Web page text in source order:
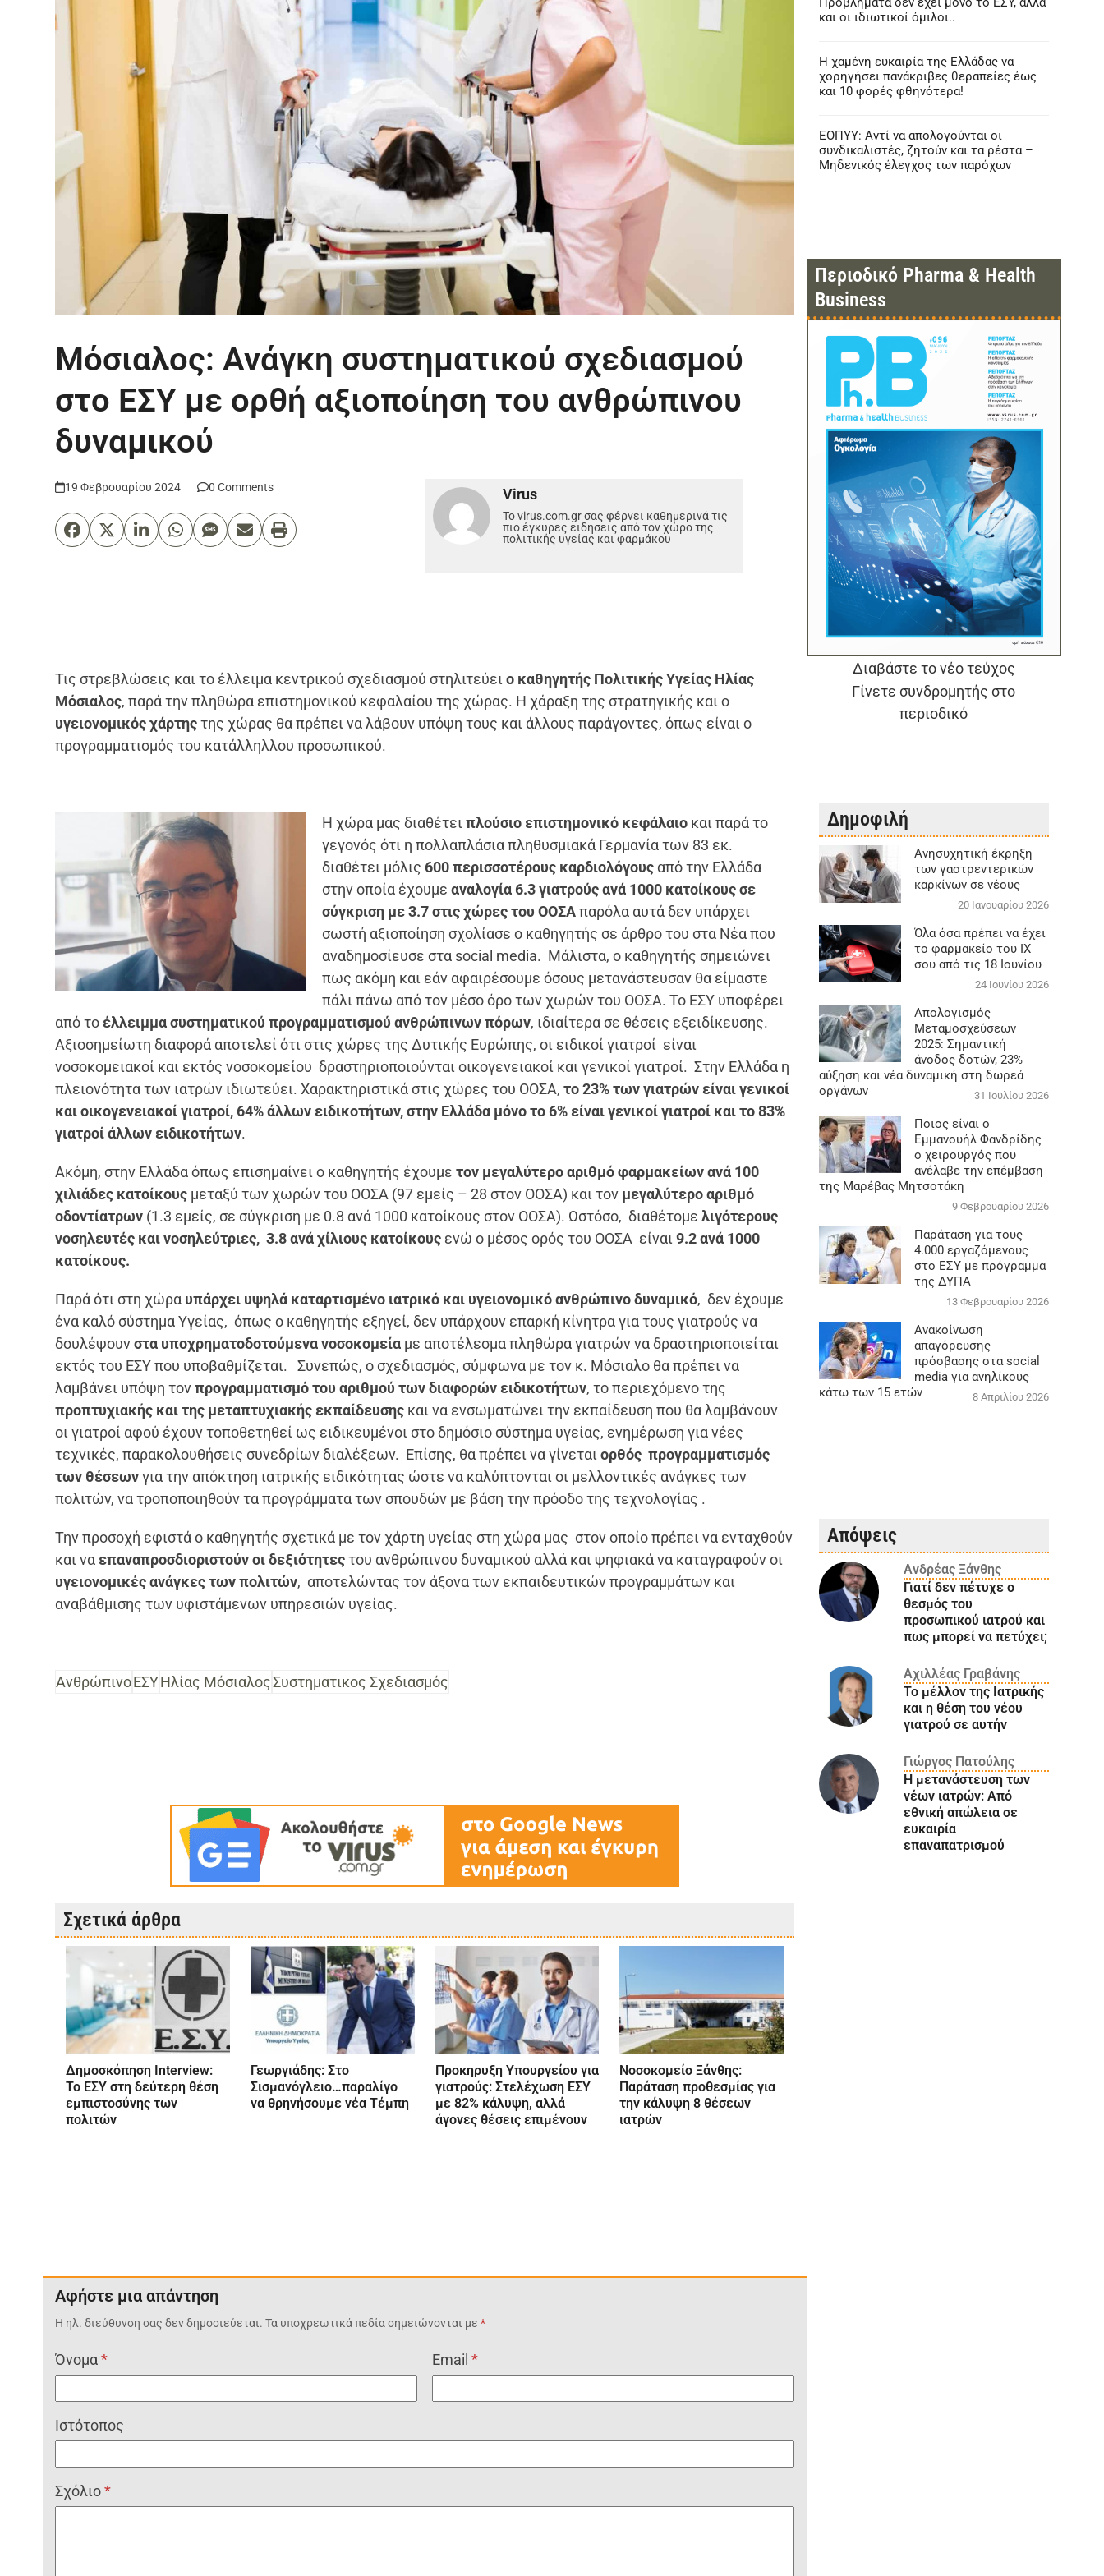
Μόσιαλος: Ανάγκη συστηματικού σχεδιασμού
στο ΕΣΥ με ορθή αξιοποίηση του ανθρώπινου
δυναμικού
19 Φεβρουαρίου 2024 0 Comments Virus
Το virus.com.gr σας φέρνει καθημερινά τις
πιο έγκυρες ειδησεις από τον χώρο της
πολιτικής υγείας και φαρμάκου
Τις στρεβλώσεις και το έλλειμα κεντρικού σχεδιασμού στηλιτεύει ο καθηγητής Πολιτικής Υγείας Ηλίας
Μόσιαλος, παρά την πληθώρα επιστημονικού κεφαλαίου της χώρας. Η χάραξη της στρατηγικής και ο
υγειονομικός χάρτηςτης χώρας θα πρέπει να λάβουν υπόψη τους και άλλους παράγοντες, όπως είναι ο
προγραμματισμός του κατάλληλλου προσωπικού.
Η χώρα μας διαθέτειπλούσιο επιστημονικό κεφάλαιο και παρά το
γεγονός ότι η πολλαπλάσια πληθυσμιακά Γερμανία των 83 εκ.
διαθέτει μόλις600 περισσοτέρους καρδιολόγους από την Ελλάδα
στην οποία έχουμεαναλογία 6.3 γιατρούς ανά 1000 κατοίκους σε
σύγκριση με 3.7 στις χώρες του ΟΟΣΑπαρόλα αυτά δεν υπάρχει
σωστή αξιοποίηση σχολίασε ο καθηγητής σε άρθρο του στα Νέα που
αναδημοσίευσε στα social media. Μάλιστα, ο καθηγητής σημειώνει
πως ακόμη και εάν αφαιρέσουμε όσους μετανάστευσαν θα είμαστε
πάλι πάνω από τον μέσο όρο των χωρών του ΟΟΣΑ. Το ΕΣΥ υποφέρει
από το έλλειμμα συστηματικού προγραμματισμού ανθρώπινων πόρων, ιδιαίτερα σε θέσεις εξειδίκευσης.
Αξιοσημείωτη διαφορά αποτελεί ότι στις χώρες της Δυτικής Ευρώπης, οι ειδικοί γιατροί είναι
νοσοκομειακοί και εκτός νοσοκομείου δραστηριοποιούνται οικογενειακοί και γενικοί γιατροί. Στην Ελλάδα η
πλειονότητα των ιατρών ιδιωτεύει. Χαρακτηριστικά στις χώρες του ΟΟΣΑ,το 23% των γιατρών είναι γενικοί
και οικογενειακοί γιατροί, 64% άλλων ειδικοτήτων, στην Ελλάδα μόνο το 6% είναι γενικοί γιατροί και το 83%
γιατροί άλλων ειδικοτήτων.
Ακόμη, στην Ελλάδα όπως επισημαίνει ο καθηγητής έχουμετον μεγαλύτερο αριθμό φαρμακείων ανά 100
χιλιάδες κατοίκους μεταξύ των χωρών του ΟΟΣΑ (97 εμείς – 28 στον ΟΟΣΑ) και τον μεγαλύτερο αριθμό
οδοντίατρων (1.3 εμείς, σε σύγκριση με 0.8 ανά 1000 κατοίκους στον ΟΟΣΑ). Ωστόσο, διαθέτομελιγότερους
νοσηλευτές και νοσηλεύτριες, 3.8 ανά χίλιους κατοίκους ενώ ο μέσος ορός του ΟΟΣΑ είναι9.2 ανά 1000
κατοίκους.
Παρά ότι στη χώρα υπάρχει υψηλά καταρτισμένο ιατρικό και υγειονομικό ανθρώπινο δυναμικό, δεν έχουμε
ένα καλό σύστημα Υγείας, όπως ο καθηγητής εξηγεί, δεν υπάρχουν επαρκή κίνητρα για τους γιατρούς να
δουλέψουνστα υποχρηματοδοτούμενα νοσοκομεία με αποτέλεσμα πληθώρα γιατρών να δραστηριοποιείται
εκτός του ΕΣΥ που υποβαθμίζεται. Συνεπώς, ο σχεδιασμός, σύμφωνα με τον κ. Μόσιαλο θα πρέπει να
λαμβάνει υπόψη τονπρογραμματισμό του αριθμού των διαφορών ειδικοτήτων, το περιεχόμενο της
προπτυχιακής και της μεταπτυχιακής εκπαίδευσης και να ενσωματώνει την εκπαίδευση που θα λαμβάνουν
οι γιατροί αφού έχουν τοποθετηθεί ως ειδικευμένοι στο δημόσιο σύστημα υγείας, ενημέρωση για νέες
τεχνικές, παρακολουθήσεις συνεδρίων διαλέξεων. Επίσης, θα πρέπει να γίνεταιορθός προγραμματισμός
των θέσεωνγια την απόκτηση ιατρικής ειδικότητας ώστε να καλύπτονται οι μελλοντικές ανάγκες των
πολιτών, να τροποποιηθούν τα προγράμματα των σπουδών με βάση την πρόοδο της τεχνολογίας .
Την προσοχή εφιστά ο καθηγητής σχετικά με τον χάρτη υγείας στη χώρα μας στον οποίο πρέπει να ενταχθούν
και να επαναπροσδιοριστούν οι δεξιότητεςτου ανθρώπινου δυναμικού αλλά και ψηφιακά να καταγραφούν οι
υγειονομικές ανάγκες των πολιτών, αποτελώντας τον άξονα των εκπαιδευτικών προγραμμάτων και
αναβάθμισης των υφιστάμενων υπηρεσιών υγείας.
ΑνθρώπινοΕΣΥΗλίας ΜόσιαλοςΣυστηματικος Σχεδιασμός
Σχετικά άρθρα
Δημοσκόπηση Interview:
Το ΕΣΥ στη δεύτερη θέση
εμπιστοσύνης των
πολιτών
Γεωργιάδης: Στο
Σισμανόγλειο…παραλίγο
να θρηνήσουμε νέα Τέμπη
Προκηρυξη Υπουργείου για
γιατρούς: Στελέχωση ΕΣΥ
με 82% κάλυψη, αλλά
άγονες θέσεις επιμένουν
Νοσοκομείο Ξάνθης:
Παράταση προθεσμίας για
την κάλυψη 8 θέσεων
ιατρών
Αφήστε μια απάντηση
Η ηλ. διεύθυνση σας δεν δημοσιεύεται. Τα υποχρεωτικά πεδία σημειώνονται με*
Όνομα* Email*
Ιστότοπος
Σχόλιο*
και οι ιδιωτικοί όμιλοι..
Η χαμένη ευκαιρία της Ελλάδας να
χορηγήσει πανάκριβες θεραπείες έως
και 10 φορές φθηνότερα!
ΕΟΠΥΥ: Αντί να απολογούνται οι
συνδικαλιστές, ζητούν και τα ρέστα –
Μηδενικός έλεγχος των παρόχων
Περιοδικό Pharma & Health
Business
Διαβάστε το νέο τεύχος
Γίνετε συνδρομητής στο
περιοδικό
Δημοφιλή
Aνησυχητική έκρηξη
των γαστρεντερικών
καρκίνων σε νέους
20 Ιανουαρίου 2026
Όλα όσα πρέπει να έχει
το φαρμακείο του ΙΧ
σου από τις 18 Ιουνίου
24 Ιουνίου 2026
Απολογισμός
Μεταμοσχεύσεων
2025: Σημαντική
άνοδος δοτών, 23%
αύξηση και νέα δυναμική στη δωρεά
οργάνων
31 Ιουλίου 2026
Ποιος είναι ο
Εμμανουήλ Φανδρίδης
ο χειρουργός που
ανέλαβε την επέμβαση
της Μαρέβας Μητσοτάκη
9 Φεβρουαρίου 2026
Παράταση για τους
4.000 εργαζόμενους
στο ΕΣΥ με πρόγραμμα
της ΔΥΠΑ
13 Φεβρουαρίου 2026
Ανακοίνωση
απαγόρευσης
πρόσβασης στα social
media για ανηλίκους
κάτω των 15 ετών
8 Απριλίου 2026
Απόψεις
Ανδρέας Ξάνθης
Γιατί δεν πέτυχε ο
θεσμός του
προσωπικού ιατρού και
πως μπορεί να πετύχει;
Αχιλλέας Γραβάνης
Το μέλλον της Ιατρικής
και η θέση του νέου
γιατρού σε αυτήν
Γιώργος Πατούλης
Η μετανάστευση των
νέων ιατρών: Aπό
εθνική απώλεια σε
ευκαιρία
επαναπατρισμού